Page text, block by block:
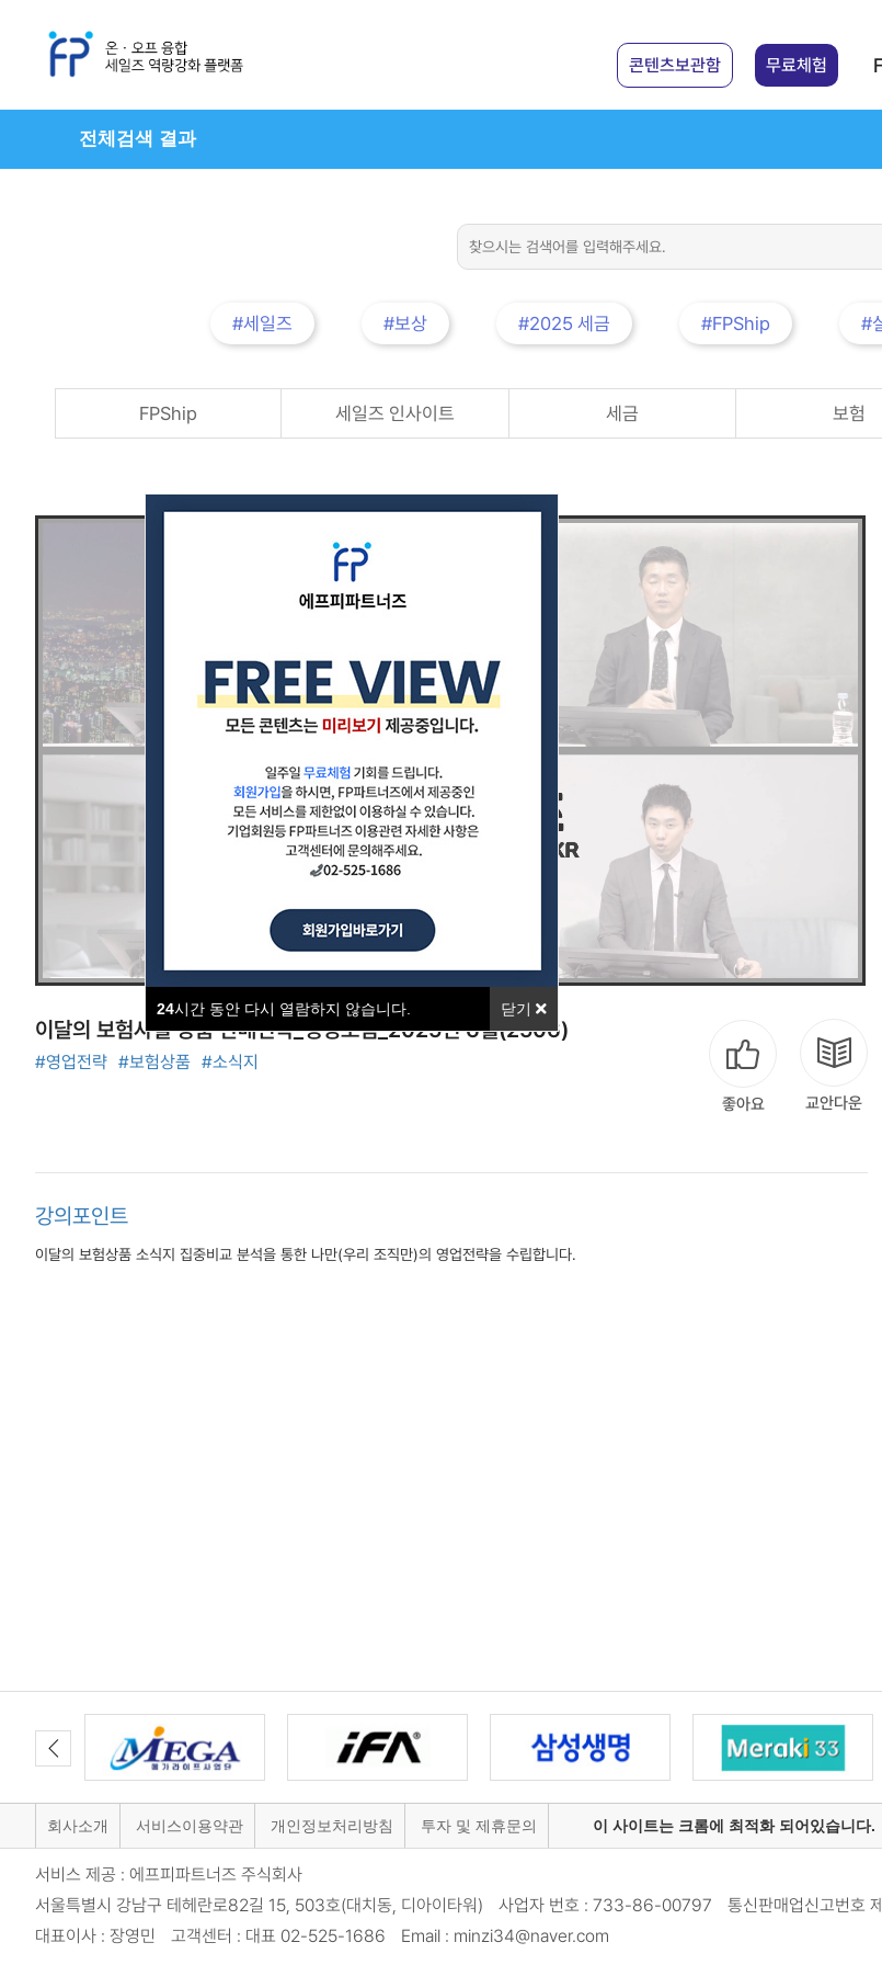
콘텐츠보관함 무료체험
전체검색 결과
#세일즈 #보상 #2025 세금 #FPShip #
FPShip 세일즈 인사이트 세금 보험
24시간 동안 다시 열람하지 않습니다. 닫기
이달의 보험사별 상품 판매전략_생명보험_2025년 6월(2506)
#영업전략 #보험상품 #소식지
좋아요 교안다운
강의포인트
이달의 보험상품 소식지 집중비교 분석을 통한 나만(우리 조직만)의 영업전략을 수립합니다.
회사소개 서비스이용약관 개인정보처리방침 투자 및 제휴문의 이 사이트는 크롬에 최적화 되어있습니다.
서비스 제공 : 에프피파트너즈 주식회사
서울특별시 강남구 테헤란로82길 15, 503호(대치동, 디아이타워) 사업자 번호 : 733-86-00797 통신판매업신고번호
대표이사 : 장영민 고객센터 : 대표 02-525-1686 Email : minzi34@naver.com